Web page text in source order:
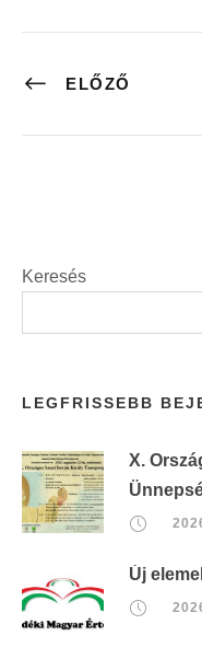
ELŐZŐ
Keresés
LEGFRISSEBB
X.
Új